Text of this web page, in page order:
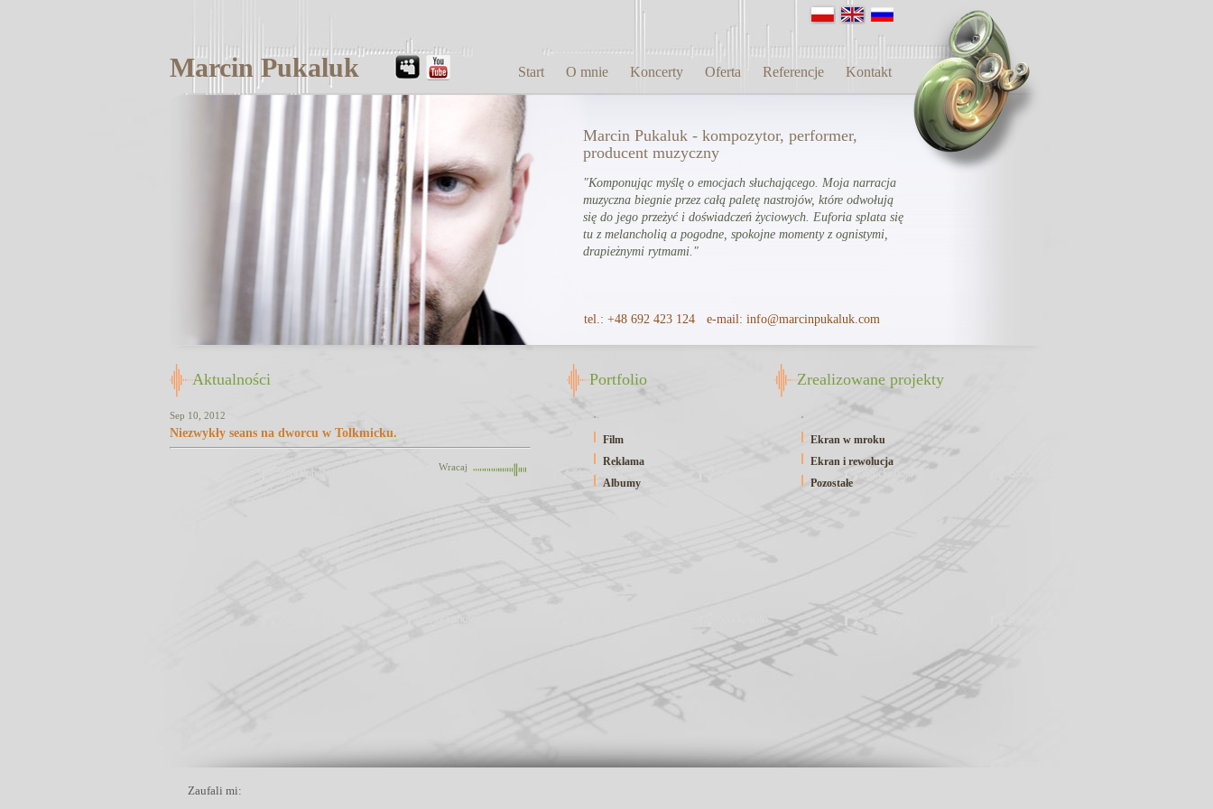
Marcin Pukaluk Start O mnie Koncerty Oferta Referencje Kontakt
Marcin Pukaluk - kompozytor, performer,
producent muzyczny
"Komponując myślę o emocjach słuchającego. Moja narracja
muzyczna biegnie przez całą paletę nastrojów, które odwołują
się do jego przeżyć i doświadczeń życiowych. Euforia splata się
tu z melancholią a pogodne, spokojne momenty z ognistymi,
drapieżnymi rytmami."
tel.: +48 692 423 124 e-mail: info@marcinpukaluk.com
Aktualności
Sep 10, 2012
Niezwykły seans na dworcu w Tolkmicku.
Wracaj
Portfolio
Film
Reklama
Albumy
Zrealizowane projekty
Ekran w mroku
Ekran i rewolucja
Pozostałe
Zaufali mi: